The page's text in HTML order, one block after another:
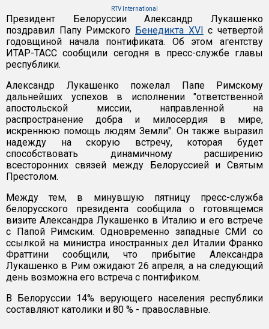
RTV International
Президент Белоруссии Александр Лукашенко
поздравил Папу Римского Бенедикта XVI с четвертой
годовщиной начала понтификата. Об этом агентству
ИТАР-ТАСС сообщили сегодня в пресс-службе главы
республики.
Александр Лукашенко пожелал Папе Римскому
дальнейших успехов в исполнении "ответственной
апостольской миссии, направленной на
распространение добра и милосердия в мире,
искреннюю помощь людям Земли". Он также выразил
надежду на скорую встречу, которая будет
способствовать динамичному расширению
всесторонних связей между Белоруссией и Святым
Престолом.
Между тем, в минувшую пятницу пресс-служба
белорусского президента сообщила о готовящемся
визите Александра Лукашенко в Италию и его встрече
с Папой Римским. Одновременно западные СМИ со
ссылкой на министра иностранных дел Италии Франко
Фраттини сообщили, что прибытие Александра
Лукашенко в Рим ожидают 26 апреля, а на следующий
день возможна его встреча с понтификом.
В Белоруссии 14% верующего населения республики
составляют католики и 80 % - православные.